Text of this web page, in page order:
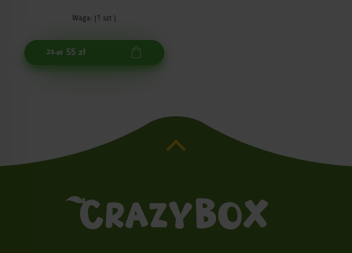
Waga: (1 szt )
71 zł 55 zł